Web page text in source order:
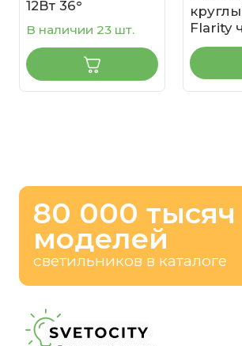
12Вт 36°
В наличии 23 шт.
Flarity
80 000 тысяч
моделей
светильников в каталоге